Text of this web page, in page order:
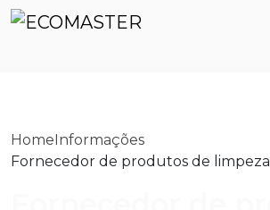
HomeInformações
Fornecedor de produtos de limpeza